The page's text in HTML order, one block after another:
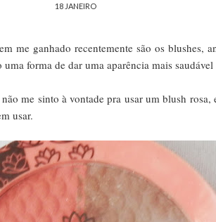
18 JANEIRO
me ganhado recentemente são os blushes,
forma de dar uma aparência mais
me sinto à vontade pra usar um blush rosa,
usar.